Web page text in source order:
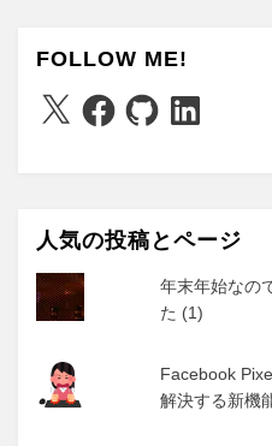
FOLLOW ME!
X Facebook
GitHubLinkedIn
人気の投稿とページ
年末年始なの
た (1)
Facebook
解決する新機